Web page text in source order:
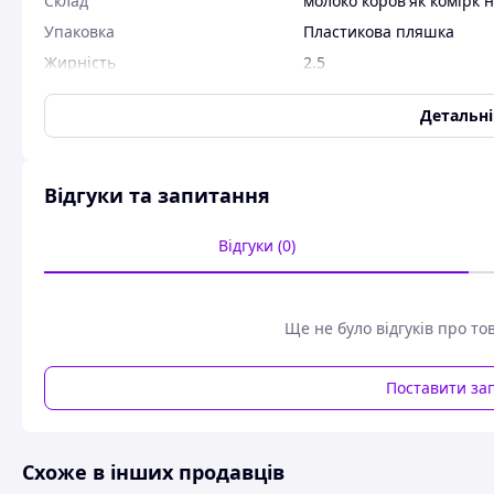
Упаковка
Пластикова пляшка
Жирність
2.5
Тип молока
Коров'яче
Доставка молока по Києву від виробника. Молоко питне
Сертифіковано знаком НАТУРАЛЬНИЙ ПРОДУКТ.
Відгуки та запитання
Відгуки (0)
Ще не було відгуків про
Поставити
Схоже в інших продавців